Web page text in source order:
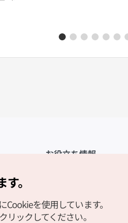
お役立ち情報
観光資料ダウンロード
。
を使用しています。
ックしてください。